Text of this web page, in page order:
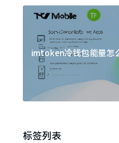
imtoken冷钱包能量怎
标签列表